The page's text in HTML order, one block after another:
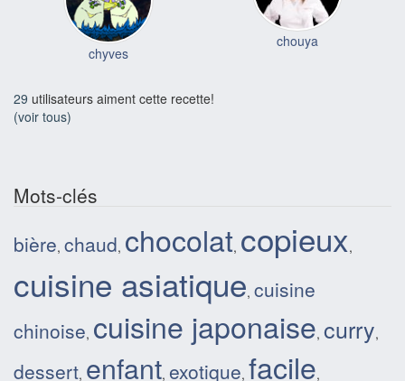
chyves
chouya
29 utilisateurs aiment cette recette!
(voir tous)
Mots-clés
bière, chaud, chocolat, copieux,
cuisine asiatique, cuisine
chinoise, cuisine japonaise, curry,
dessert, enfant, exotique, facile,